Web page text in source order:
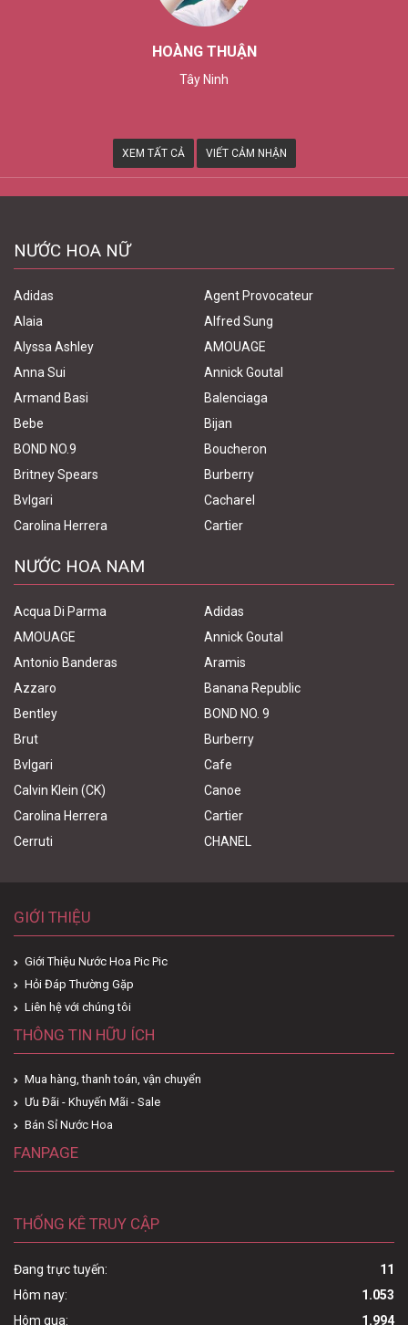
HOÀNG THUẬN
Tây Ninh
XEM TẤT CẢ VIẾT CẢM NHẬN
NƯỚC HOA NỮ
Adidas
Agent Provocateur
Alaia
Alfred Sung
Alyssa Ashley
AMOUAGE
Anna Sui
Annick Goutal
Armand Basi
Balenciaga
Bebe
Bijan
BOND NO.9
Boucheron
Britney Spears
Burberry
Bvlgari
Cacharel
Carolina Herrera
Cartier
NƯỚC HOA NAM
Acqua Di Parma
Adidas
AMOUAGE
Annick Goutal
Antonio Banderas
Aramis
Azzaro
Banana Republic
Bentley
BOND NO. 9
Brut
Burberry
Bvlgari
Cafe
Calvin Klein (CK)
Canoe
Carolina Herrera
Cartier
Cerruti
CHANEL
GIỚI THIỆU
Giới Thiệu Nước Hoa Pic Pic
Hỏi Đáp Thường Gặp
Liên hệ với chúng tôi
THÔNG TIN HỮU ÍCH
Mua hàng, thanh toán, vận chuyển
Ưu Đãi - Khuyến Mãi - Sale
Bán Sỉ Nước Hoa
FANPAGE
THỐNG KÊ TRUY CẬP
Đang trực tuyến:
11
Hôm nay:
1.053
Hôm qua:
1.994